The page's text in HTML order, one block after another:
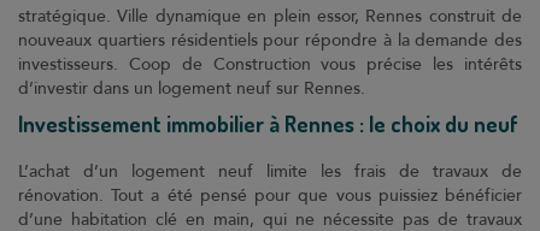
stratégique. Ville dynamique en plein essor, Rennes construit de
nouveaux quartiers résidentiels pour répondre à la demande des
investisseurs. Coop de Construction vous précise les intérêts
d’investir dans un logement neuf sur Rennes.
Investissement immobilier à Rennes : le choix du neuf
L’achat d’un logement neuf limite les frais de travaux de
rénovation. Tout a été pensé pour que vous puissiez bénéficier
d’une habitation clé en main, qui ne nécessite pas de travaux
Coop de
construction
Technicoop
Actualités
Contact
Coop et Nous